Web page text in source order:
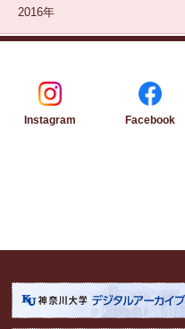
2016年
Instagram Facebook